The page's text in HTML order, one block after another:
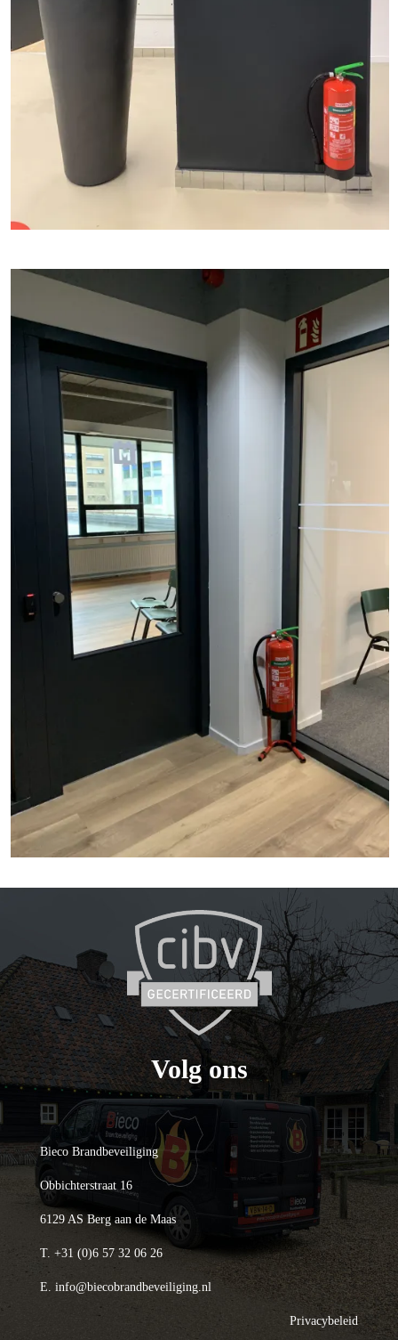
Volg ons
Bieco Brandbeveiliging
Obbichterstraat 16
6129 AS Berg aan de Maas
T. +31 (0)6 57 32 06 26
E. info@biecobrandbeveiliging.nl
Privacybeleid